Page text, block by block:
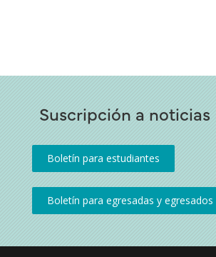
Suscripción a noticias